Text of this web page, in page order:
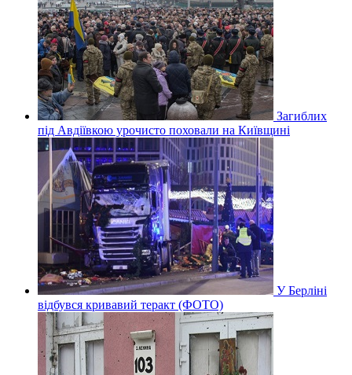
Загиблих
під Авдіївкою урочисто поховали на Київщині
У Берліні
відбувся кривавий теракт (ФОТО)